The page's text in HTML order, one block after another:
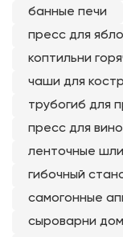
муфельные печи
Новинки